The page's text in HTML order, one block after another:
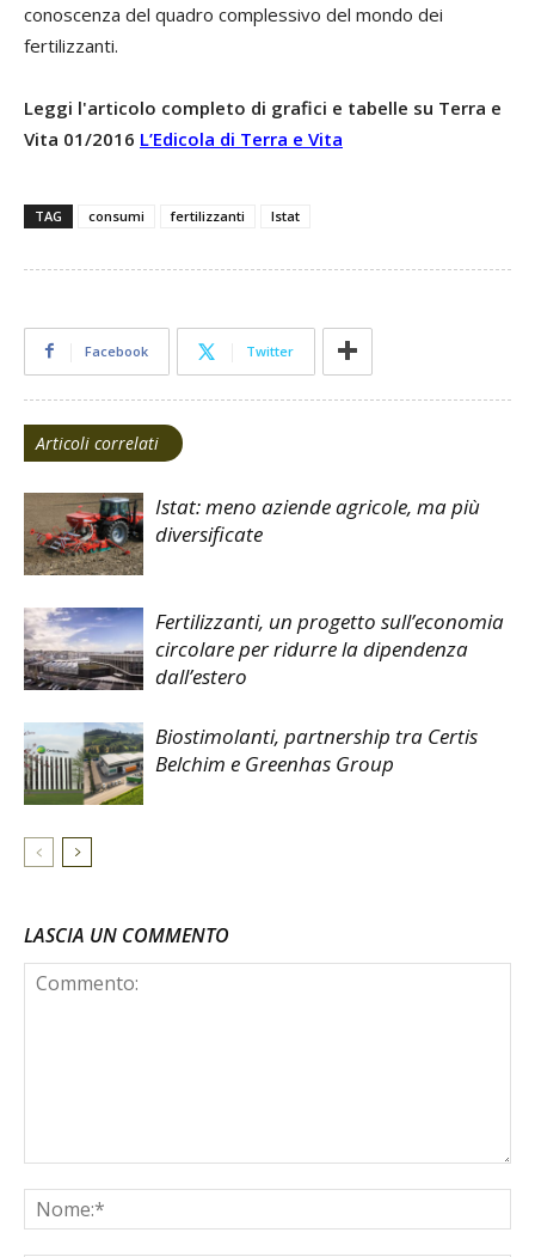
conoscenza del quadro complessivo del mondo dei
fertilizzanti.
Leggi l'articolo completo di grafici e tabelle su Terra e
Vita 01/2016 L’Edicola di Terra e Vita
TAG consumi fertilizzanti Istat
Facebook Twitter
Articoli correlati
Istat: meno aziende agricole, ma più
diversificate
Fertilizzanti, un progetto sull’economia
circolare per ridurre la dipendenza
dall’estero
Biostimolanti, partnership tra Certis
Belchim e Greenhas Group
LASCIA UN COMMENTO